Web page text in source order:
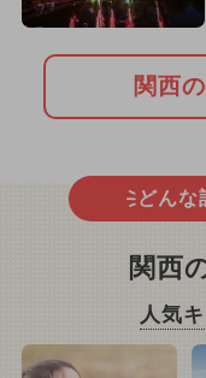
関西
どんな
関西
人気